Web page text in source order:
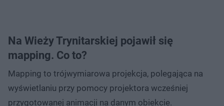
Na Wieży Trynitarskiej pojawił się
mapping. Co to?
Mapping to trójwymiarowa projekcja, polegająca na
wyświetlaniu przy pomocy projektora wcześniej
przygotowanej animacji na danym obiekcie.